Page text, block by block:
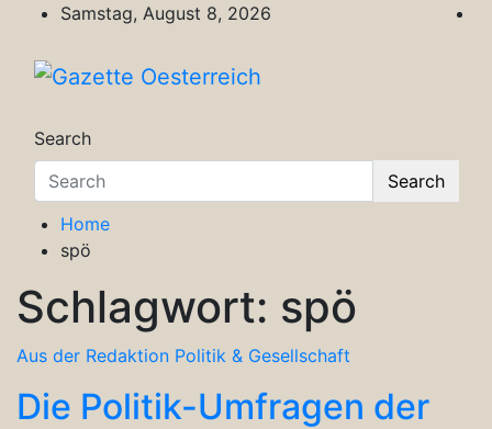
content
Samstag, August 8, 2026
Search
Search
Home
spö
Schlagwort: spö
Aus der Redaktion Politik & Gesellschaft
Die Politik-Umfragen der